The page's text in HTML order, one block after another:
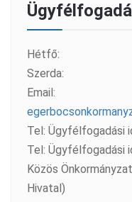
Hétfő:
Szerda:
Email:
Tel: Ügyfélfogadási
Tel: Ügyfélfogadási
Közös
Hivatal)